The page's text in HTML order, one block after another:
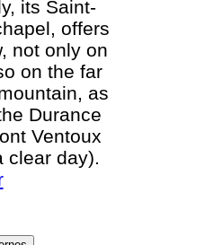
its Saint-
offers
not only on
on the far
as
Durance
Ventoux
clear day).